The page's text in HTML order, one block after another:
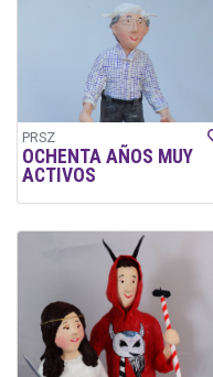
PRSZ
OCHENTA AÑOS MUY
ACTIVOS